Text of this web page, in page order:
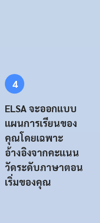
4
ELSA จะออกแบบ
แผนการเรียนของ
คุณโดยเฉพาะ
อ้างอิงจากคะแนน
วัดระดับภาษาตอน
เริ่มของคุณ